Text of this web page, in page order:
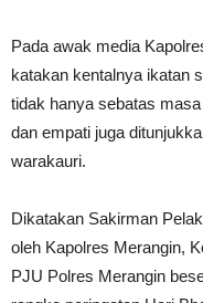
Pada awak media
katakan kentalnya ikatan
tidak hanya sebatas
dan empati juga
warakauri.
Dikatakan Sakirman
oleh Kapolres Merangin,
PJU Polres Merangin